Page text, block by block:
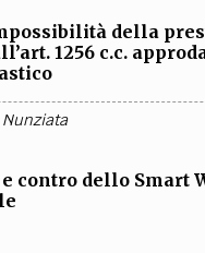
della
1256 c.c.
e contro dello Smart